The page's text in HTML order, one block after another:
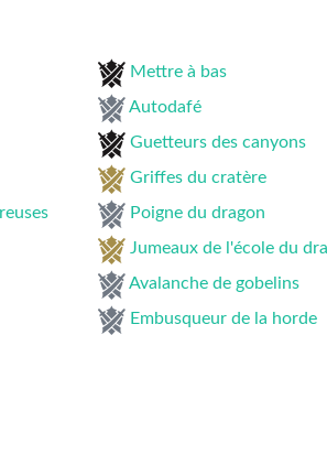
Mettre à bas
Autodafé
Guetteurs des canyons
Griffes du cratère
Poigne du dragon
Jumeaux de l'école du
Avalanche de gobelins
Embusqueur de la horde